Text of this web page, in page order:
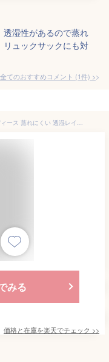
湿性があるので蒸れ
ュックサックにも対
全てのおすすめコメント (1件) >
【特典あり】レインコート 上下 メンズ レディース 蒸れにくい 透湿レインスーツ 上下セット レインウェア レインコート セット 雨具 合羽 日本素材 さらさら 裏メッシュ breathatec 高機能素材 おすすめ イベント 通勤 通学 上下組 7740 リフレクター フード 送料無料
みる
価格と在庫を楽天でチェック >>